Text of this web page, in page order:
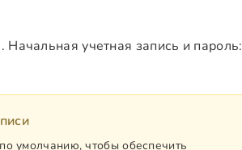
Начальная учетная запись и пароль:
умолчанию, чтобы обеспечить